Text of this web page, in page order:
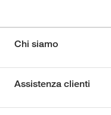
Chi siamo
Assistenza clienti